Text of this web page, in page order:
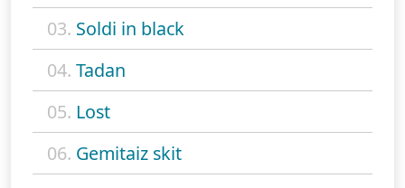
03. Soldi in black
04. Tadan
05. Lost
06. Gemitaiz skit